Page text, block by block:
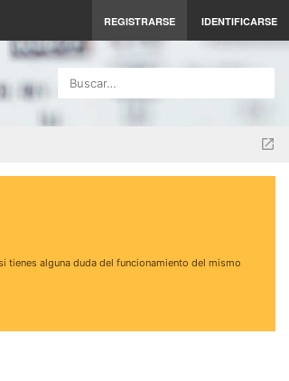
REGISTRARSE IDENTIFICARSE
Buscar…
tienes alguna duda del funcionamiento del mismo